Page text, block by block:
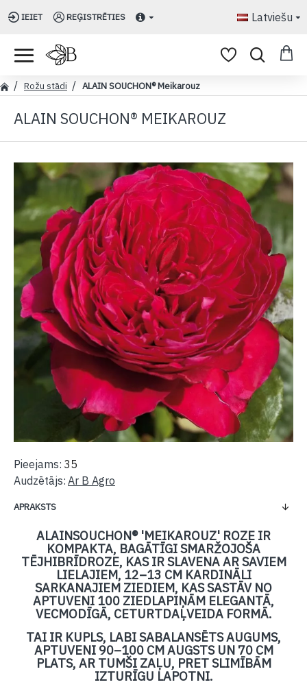
IEIET REĢISTRĒTIES Latviešu
Rožu stādi ALAIN SOUCHON® Meikarouz
ALAIN SOUCHON® MEIKAROUZ
APRAKSTS
ALAINSOUCHON® 'MEIKAROUZ' ROZE IR
KOMPAKTA, BAGĀTĪGI SMARŽOJOŠA
TĒJHIBRĪDROZE, KAS IR SLAVENA AR SAVIEM
LIELAJIEM, 12–13 CM KARDINĀLI
SARKANAJIEM ZIEDIEM, KAS SASTĀV NO
APTUVENI 100 ZIEDLAPIŅĀM ELEGANTĀ,
VECMODĪGĀ, CETURTDAĻVEIDA FORMĀ.
TAI IR KUPLS, LABI SABALANSĒTS AUGUMS,
APTUVENI 90–100 CM AUGSTS UN 70 CM
PLATS, AR TUMŠI ZAĻU, PRET SLIMĪBĀM
IZTURĪGU LAPOTNI.
Pieejams: 35
Audzētājs: Ar B Agro